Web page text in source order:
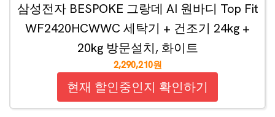
삼성전자 BESPOKE 그랑데 AI 원바디 Top Fit
WF2420HCWWC 세탁기 + 건조기 24kg +
20kg 방문설치, 화이트
2,290,210원
현재 할인중인지 확인하기